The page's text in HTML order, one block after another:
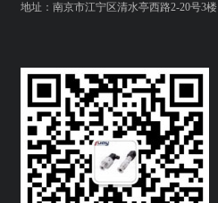
地址：南京市江宁区清水亭西路2-20号3楼